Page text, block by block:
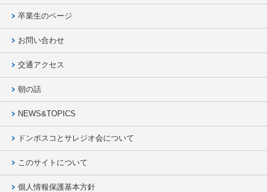
卒業生のページ
お問い合わせ
交通アクセス
朝の話
NEWS&TOPICS
ドンボスコとサレジオ会について
このサイトについて
個人情報保護基本方針